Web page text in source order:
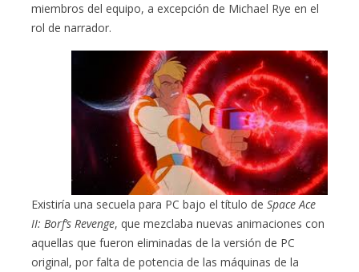
miembros del equipo, a excepción de Michael Rye en el
rol de narrador.
Existiría una secuela para PC bajo el título deSpace Ace
II: Borf’s Revenge, que mezclaba nuevas animaciones con
aquellas que fueron eliminadas de la versión de PC
original, por falta de potencia de las máquinas de la